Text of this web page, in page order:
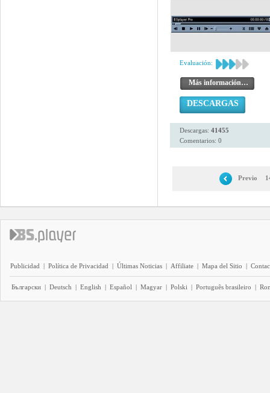
Evaluación:
Más información…
DESCARGAS
Descargas: 41455
Comentarios: 0
Previo
Publicidad | Política de Privacidad | Últimas Noticias | Affiliate | Mapa del Sitio |
Български | Deutsch | English | Español | Magyar | Polski | Português brasileiro |